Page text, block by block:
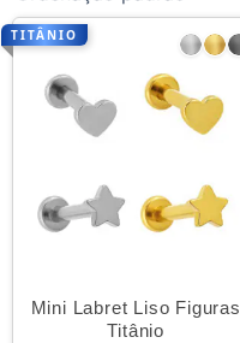
TITÂNIO
Mini Labret Liso Figuras
Titânio